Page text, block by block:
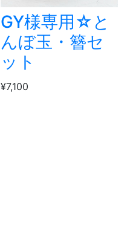
GY様専用☆と
んぼ玉・簪セ
ット
¥7,100